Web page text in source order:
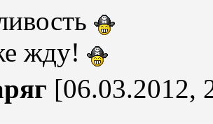
жду!
[06.03.2012,